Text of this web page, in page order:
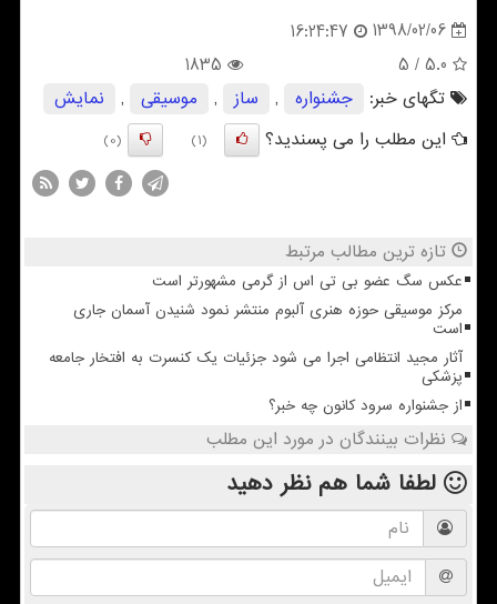
1398/02/06
16:24:47
5.0
/ 5
1835
تگهای خبر:
جشنواره , ساز , موسیقی ,
نمایش
این مطلب را می پسندید؟
(1)
(0)
تازه ترین مطالب مرتبط
عکس سگ عضو بی تی اس از گرمی مشهورتر است
مرکز موسیقی حوزه هنری آلبوم منتشر نمود شنیدن آسمان جاری
است
آثار مجید انتظامی اجرا می شود جزئیات یک کنسرت به افتخار جامعه
پزشکی
از جشنواره سرود کانون چه خبر؟
نظرات بینندگان در مورد این مطلب
لطفا شما همنظر دهید